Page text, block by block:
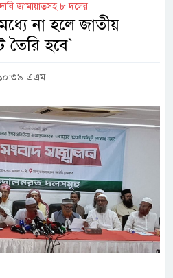
জামায়াতসহ ৮ দলের
না হলে জাতীয়
তৈরি হবে‍‍`
১০:৩৯ এএম